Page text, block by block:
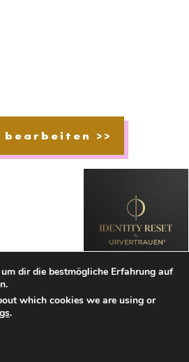
>>
dir die bestmögliche Erfahrung auf
which cookies we are using or
.